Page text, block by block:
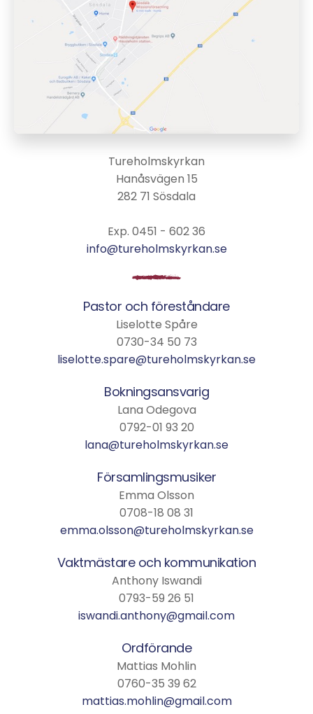
Tureholmskyrkan
Hanåsvägen 15
282 71 Sösdala
Exp. 0451 - 602 36
info@tureholmskyrkan.se
Pastor och föreståndare
Liselotte Spåre
0730-34 50 73
liselotte.spare@tureholmskyrkan.se
Bokningsansvarig
Lana Odegova
0792-01 93 20
lana@tureholmskyrkan.se
Församlingsmusiker
Emma Olsson
0708-18 08 31
emma.olsson@tureholmskyrkan.se
Vaktmästare och kommunikation
Anthony Iswandi
0793-59 26 51
iswandi.anthony@gmail.com
Ordförande
Mattias Mohlin
0760-35 39 62
mattias.mohlin@gmail.com